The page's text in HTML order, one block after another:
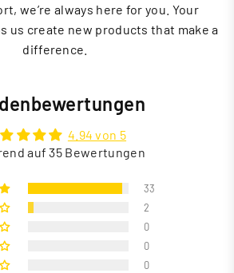
we’re always here for you. Your
us create new products that make a
difference.
4.94 von 5
auf 35 Bewertungen
33
2
0
0
0